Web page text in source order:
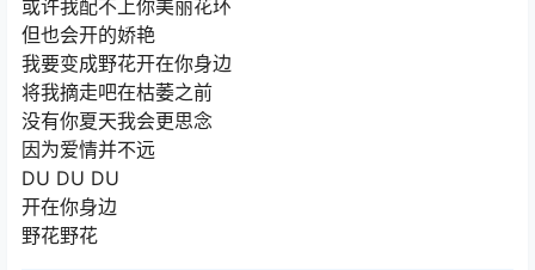
或许我配不上你美丽花环
但也会开的娇艳
我要变成野花开在你身边
将我摘走吧在枯萎之前
没有你夏天我会更思念
因为爱情并不远
DU DU DU
开在你身边
野花野花